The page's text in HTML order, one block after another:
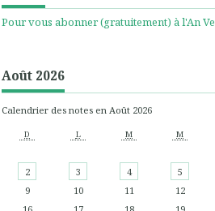
Pour vous abonner (gratuitement) à l'An
Août 2026
Calendrier des notes en Août 2026
D L M M
2
3 4 5
9
10 11 12